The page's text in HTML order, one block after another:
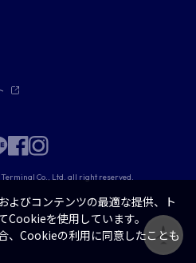
Co., Ltd. all right reserved.
よびコンテンツの最適な提供、ト
Cookieを使用しています。
、Cookieの利用に同意したことも